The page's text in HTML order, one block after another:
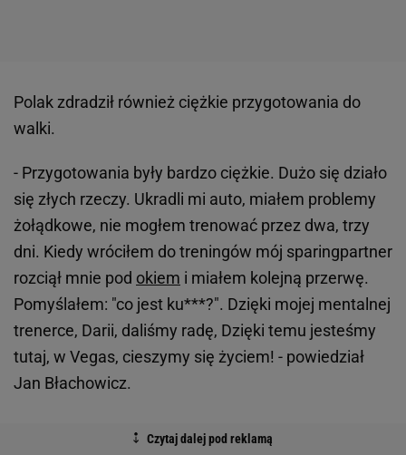
Polak zdradził również ciężkie przygotowania do
walki.
- Przygotowania były bardzo ciężkie. Dużo się działo
się złych rzeczy. Ukradli mi auto, miałem problemy
żołądkowe, nie mogłem trenować przez dwa, trzy
dni. Kiedy wróciłem do treningów mój sparingpartner
rozciął mnie pod okiem i miałem kolejną przerwę.
Pomyślałem: "co jest ku***?". Dzięki mojej mentalnej
trenerce, Darii, daliśmy radę, Dzięki temu jesteśmy
tutaj, w Vegas, cieszymy się życiem! - powiedział
Jan Błachowicz.